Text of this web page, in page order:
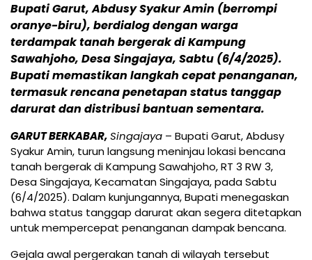
Bupati Garut, Abdusy Syakur Amin (berrompi
oranye-biru), berdialog dengan warga
terdampak tanah bergerak di Kampung
Sawahjoho, Desa Singajaya, Sabtu (6/4/2025).
Bupati memastikan langkah cepat penanganan,
termasuk rencana penetapan status tanggap
darurat dan distribusi bantuan sementara.
GARUT BERKABAR,Singajaya – Bupati Garut, Abdusy
Syakur Amin, turun langsung meninjau lokasi bencana
tanah bergerak di Kampung Sawahjoho, RT 3 RW 3,
Desa Singajaya, Kecamatan Singajaya, pada Sabtu
(6/4/2025). Dalam kunjungannya, Bupati menegaskan
bahwa status tanggap darurat akan segera ditetapkan
untuk mempercepat penanganan dampak bencana.
Gejala awal pergerakan tanah di wilayah tersebut